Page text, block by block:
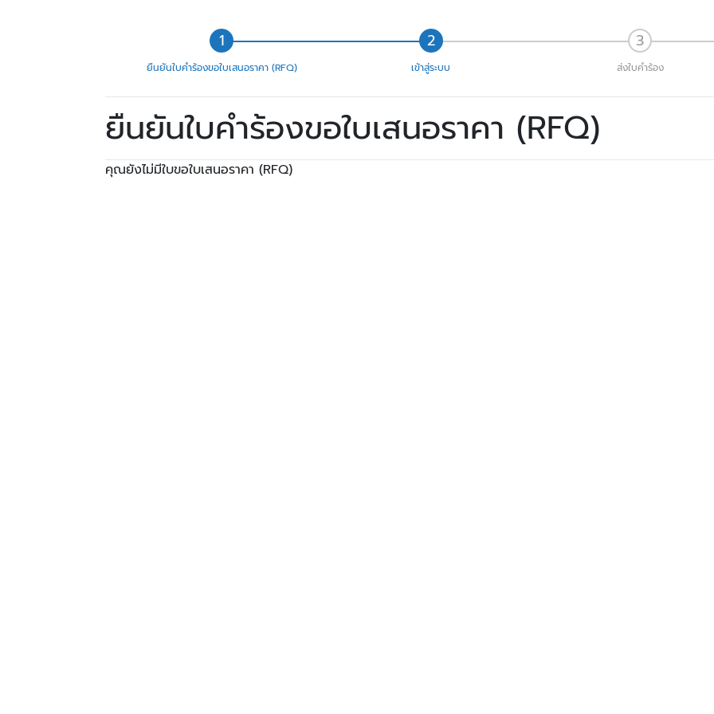
ยืนยันใบคำร้องขอใบเสนอราคา (RFQ) เข้าสู่ระบบ ส่งใบคำร้อง
ยืนยันใบคำร้องขอใบเสนอราคา (RFQ)
คุณยังไม่มีใบขอใบเสนอราคา (RFQ)